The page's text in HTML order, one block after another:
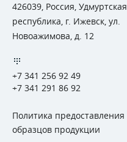
+7 341 256 92 49
+7 341 291 86 92
426039, Россия, Удмуртская
республика, г. Ижевск, ул.
Новоажимова, д. 12
Политика предоставления
образцов продукции